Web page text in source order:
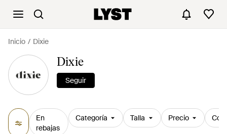
Inicio Dixie
Dixie
Seguir
En
rebajas
Categoría Talla Precio